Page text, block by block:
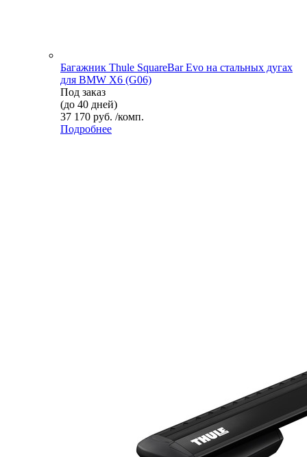
Багажник Thule SquareBar Evo на стальных дугах
для BMW X6 (G06)
Под заказ
(до 40 дней)
37 170 руб. /комп.
Подробнее